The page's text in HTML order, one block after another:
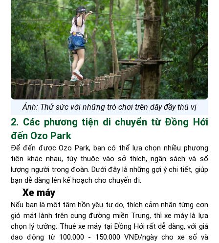
Ảnh: Thử sức với những trò chơi trên dây đầy thú vị
2. Các phương tiện di chuyển từ Đồng Hới
đến Ozo Park
Để đến được Ozo Park, bạn có thể lựa chọn nhiều phương
tiện khác nhau, tùy thuộc vào sở thích, ngân sách và số
lượng người trong đoàn. Dưới đây là những gợi ý chi tiết, giúp
bạn dễ dàng lên kế hoạch cho chuyến đi.
Xe máy
Nếu bạn là một tâm hồn yêu tự do, thích cảm nhận từng cơn
gió mát lành trên cung đường miền Trung, thì xe máy là lựa
chọn lý tưởng. Thuê xe máy tại Đồng Hới rất dễ dàng, với giá
dao động từ 100.000 - 150.000 VNĐ/ngày cho xe số và